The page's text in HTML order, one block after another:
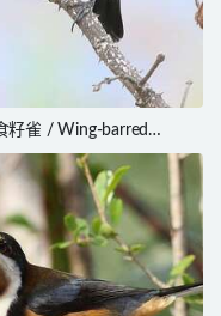
籽雀 / Wing-barred
/ Sporophila americana